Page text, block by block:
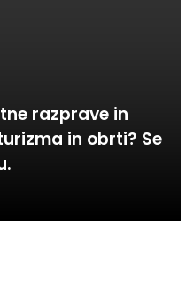
razprave in
in obrti? Se